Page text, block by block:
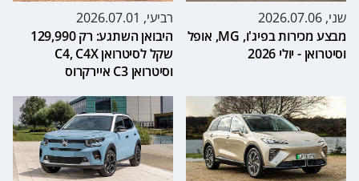
שני, 2026.07.06
מבצע מכירות בפיג'ו, MG, אופל
וסיטרואן - יולי 2026
רביעי, 2026.07.01
היבואן השתגע: רק 129,990
שקל לסיטרואן C4, C4X
וסיטרואן C3 איירקרוס